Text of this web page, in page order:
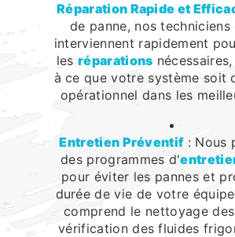
Réparation Rapide et
de panne, nos
interviennent rapidement
lesréparations
à ce que votre système soit
opérationnel dans les
Entretien Préventif: Nous
des programmes d'
pour éviter les pannes et
durée de vie de votre
comprend le nettoyage
vérification des fluides